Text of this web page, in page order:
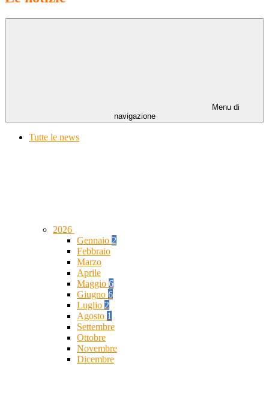
Menu di
navigazione
Tutte le news
2026
Gennaio 2
Febbraio
Marzo
Aprile
Maggio 6
Giugno 6
Luglio 2
Agosto 1
Settembre
Ottobre
Novembre
Dicembre